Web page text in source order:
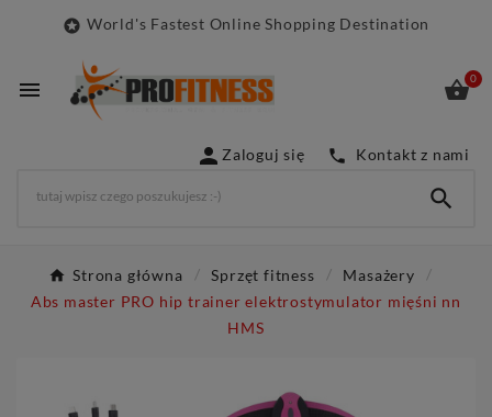
 World's Fastest Online Shopping Destination
 0
 Zaloguj się  Kontakt z nami

Strona główna Sprzęt fitness
Masażery
Abs master PRO hip trainer elektrostymulator mięśni nn
HMS